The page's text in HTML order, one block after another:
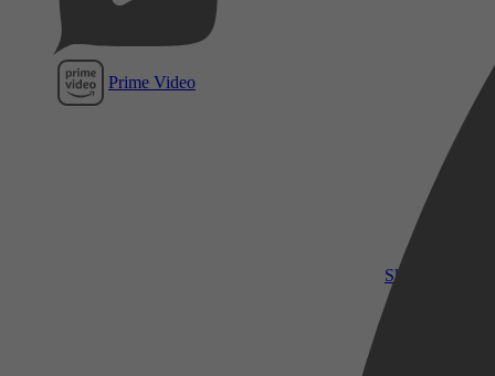
Prime Video
SkyShowtime